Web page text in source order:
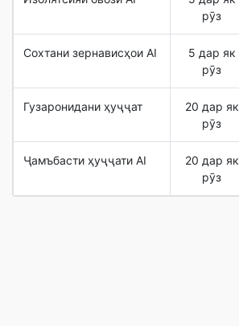
рӯз
Сохтани зернависҳои AI
5 дар як
рӯз
Гузаронидани ҳуҷҷат
20 дар як
рӯз
Ҷамъбасти ҳуҷҷати AI
20 дар як
рӯз